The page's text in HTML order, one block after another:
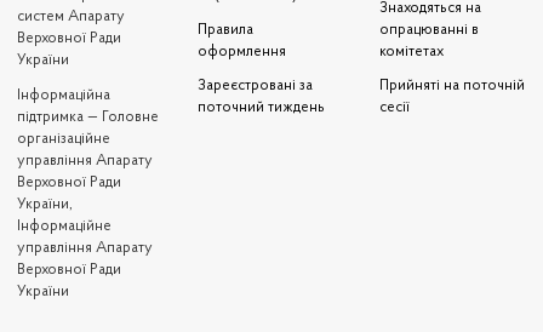
систем Апарату
Верховної Ради
України
Iнформаційна
підтримка — Головне
організаційне
управління Апарату
Верховної Ради
України,
Інформаційне
управління Апарату
Верховної Ради
України
Правила
оформлення
Зареєстровані за
поточний тиждень
Знаходяться на
опрацюванні в
комітетах
Прийняті на поточній
сесії